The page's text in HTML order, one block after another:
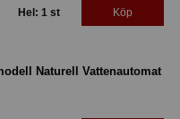
Hel: 1 st Köp
Naturell Vattenautomat